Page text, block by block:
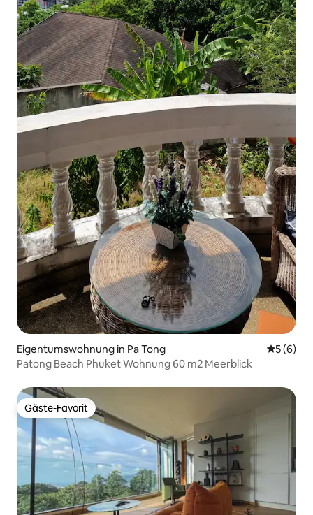
Eigentumswohnung in Pa Tong
5 (6)
Patong Beach Phuket Wohnung 60 m2 Meerblick
Gäste-Favorit
Gäste-Favorit